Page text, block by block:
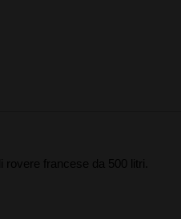
rovere francese da 500 litri.